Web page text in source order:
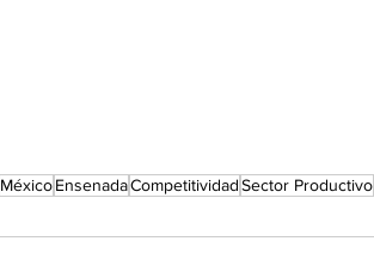
MéxicoEnsenadaCompetitividadSector Productivo